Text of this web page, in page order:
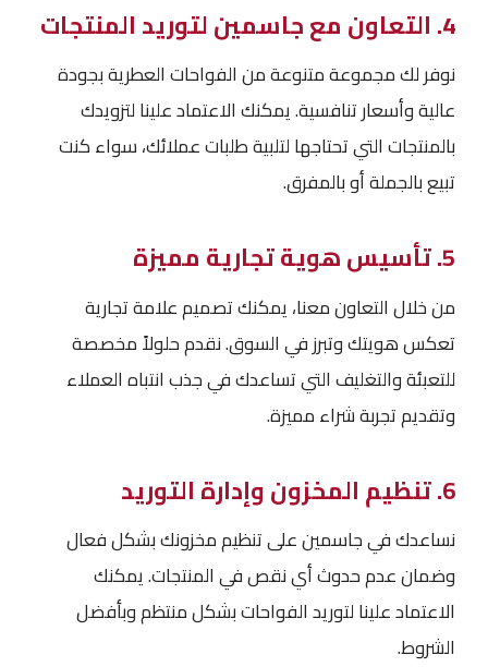
4. التعاون مع جاسمين لتوريد المنتجات
نوفر لك مجموعة متنوعة من الفواحات العطرية بجودة
عالية وأسعار تنافسية. يمكنك الاعتماد علينا لتزويدك
بالمنتجات التي تحتاجها لتلبية طلبات عملائك، سواء كنت
تبيع بالجملة أو بالمفرق.
5. تأسيس هوية تجارية مميزة
من خلال التعاون معنا، يمكنك تصميم علامة تجارية
تعكس هويتك وتبرز في السوق. نقدم حلولاً مخصصة
للتعبئة والتغليف التي تساعدك في جذب انتباه العملاء
وتقديم تجربة شراء مميزة.
6. تنظيم المخزون وإدارة التوريد
نساعدك في جاسمين على تنظيم مخزونك بشكل فعال
وضمان عدم حدوث أي نقص في المنتجات. يمكنك
الاعتماد علينا لتوريد الفواحات بشكل منتظم وبأفضل
الشروط.